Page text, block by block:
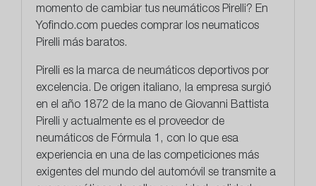
momento de cambiar tus neumáticos Pirelli? En
Yofindo.com puedes comprar los neumaticos
Pirelli más baratos.
Pirelli es la marca de neumáticos deportivos por
excelencia. De origen italiano, la empresa surgió
en el año 1872 de la mano de Giovanni Battista
Pirelli y actualmente es el proveedor de
neumáticos de Fórmula 1, con lo que esa
experiencia en una de las competiciones más
exigentes del mundo del automóvil se transmite a